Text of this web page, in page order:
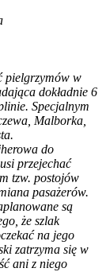
pielgrzymów w
dokładnie 6
Specjalnym
Malborka,
do
przejechać
tzw. postojów
pasażerów.
są
że szlak
na jego
zatrzyma się w
ani z niego